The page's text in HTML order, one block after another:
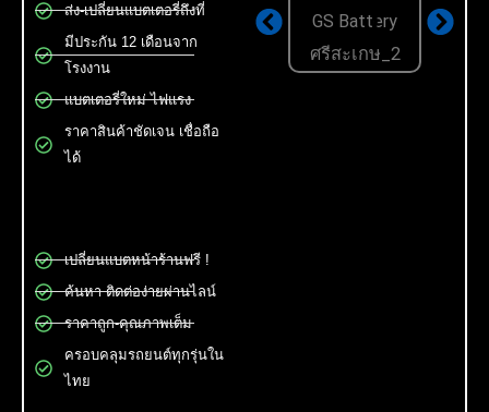
ส่ง-เปลี่ยนแบตเตอรี่ถึงที่
มีประกัน 12 เดือนจาก
โรงงาน
แบตเตอรี่ใหม่ ไฟแรง
ราคาสินค้าชัดเจน เชื่อถือ
ได้
เปลี่ยนแบตหน้าร้านฟรี !
ค้นหา ติดต่อง่ายผ่านไลน์
ราคาถูก-คุณภาพเต็ม
ครอบคลุมรถยนต์ทุกรุ่นใน
ไทย